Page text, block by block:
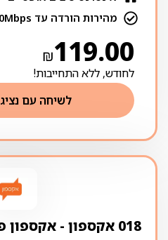
מהירות הורדה עד 500Mbps
₪119.00
לחודש, ללא התחייבות!
לשיחה עם נציג